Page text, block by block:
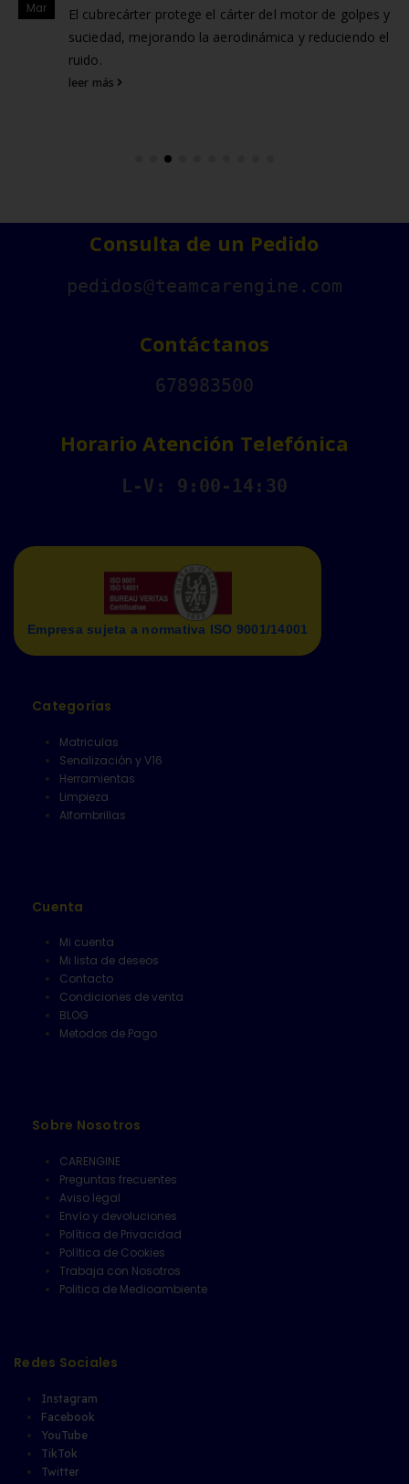
Mar
El cubrecárter protege el cárter del motor de golpes y
suciedad, mejorando la aerodinámica y reduciendo el
ruido.
leer más
Consulta de un Pedido
pedidos@teamcarengine.com
Contáctanos
678983500
Horario Atención Telefónica
L-V: 9:00-14:30
Empresa sujeta a normativa ISO 9001/14001
Categorías
Matriculas
Senalización y V16
Herramientas
Limpieza
Alfombrillas
Cuenta
Mi cuenta
Mi lista de deseos
Contacto
Condiciones de venta
BLOG
Metodos de Pago
Sobre Nosotros
CARENGINE
Preguntas frecuentes
Aviso legal
Envío y devoluciones
Política de Privacidad
Política de Cookies
Trabaja con Nosotros
Politica de Medioambiente
Redes Sociales
Instagram
Facebook
YouTube
TikTok
Twitter